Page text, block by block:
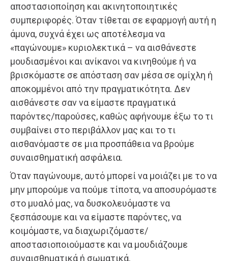
αποστασιοποίηση και ακινητοποιητικές
συμπεριφορές. Όταν τίθεται σε εφαρμογή αυτή η
άμυνα, συχνά έχει ως αποτέλεσμα να
«παγώνουμε» κυριολεκτικά – να αισθάνεστε
μουδιασμένοι και ανίκανοι να κινηθούμε ή να
βρισκόμαστε σε απόσταση σαν μέσα σε ομίχλη ή
αποκομμένοι από την πραγματικότητα. Δεν
αισθάνεστε σαν να είμαστε πραγματικά
παρόντες/παρούσες, καθώς αφήνουμε έξω το τι
συμβαίνει στο περιβάλλον μας και το τι
αισθανόμαστε σε μια προσπάθεια να βρούμε
συναισθηματική ασφάλεια.
Όταν παγώνουμε, αυτό μπορεί να μοιάζει με το να
μην μπορούμε να πούμε τίποτα, να αποσυρόμαστε
στο μυαλό μας, να δυσκολευόμαστε να
ξεσπάσουμε και να είμαστε παρόντες, να
κοιμόμαστε, να διαχωριζόμαστε/
αποστασιοποιούμαστε και να μουδιάζουμε
συναισθηματικά ή σωματικά.